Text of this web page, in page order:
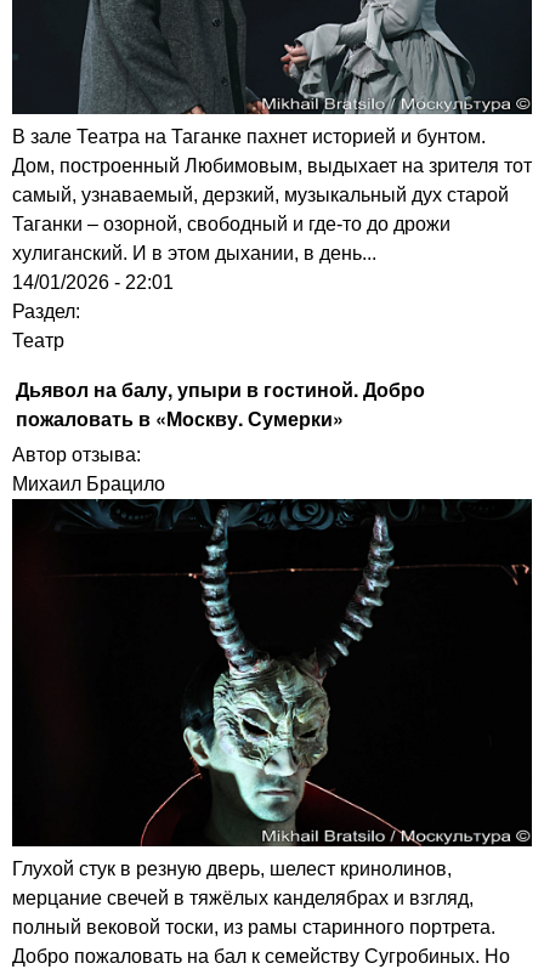
В зале Театра на Таганке пахнет историей и бунтом.
Дом, построенный Любимовым, выдыхает на зрителя тот
самый, узнаваемый, дерзкий, музыкальный дух старой
Таганки – озорной, свободный и где-то до дрожи
хулиганский. И в этом дыхании, в день...
14/01/2026 - 22:01
Раздел:
Театр
Дьявол на балу, упыри в гостиной. Добро
пожаловать в «Москву. Сумерки»
Автор отзыва:
Михаил Брацило
Глухой стук в резную дверь, шелест кринолинов,
мерцание свечей в тяжёлых канделябрах и взгляд,
полный вековой тоски, из рамы старинного портрета.
Добро пожаловать на бал к семейству Сугробиных. Но